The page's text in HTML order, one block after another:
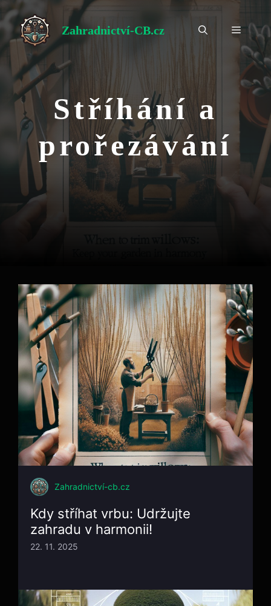
Přeskočit
na
obsah
Zahradnictví-CB.cz Menu
Stříhání a
prořezávání
Zahradnictví-cb.cz
Kdy stříhat vrbu: Udržujte
zahradu v harmonii!
22. 11. 2025